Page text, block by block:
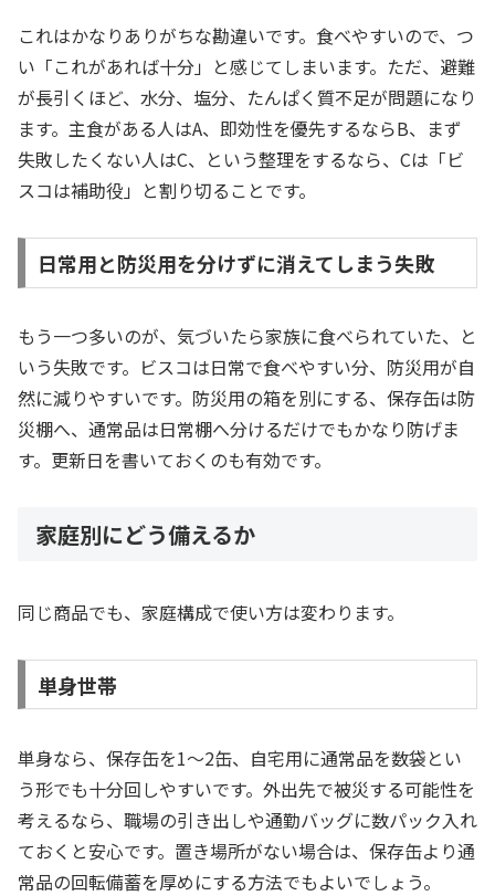
これはかなりありがちな勘違いです。食べやすいので、つ
い「これがあれば十分」と感じてしまいます。ただ、避難
が長引くほど、水分、塩分、たんぱく質不足が問題になり
ます。主食がある人はA、即効性を優先するならB、まず
失敗したくない人はC、という整理をするなら、Cは「ビ
スコは補助役」と割り切ることです。
日常用と防災用を分けずに消えてしまう失敗
もう一つ多いのが、気づいたら家族に食べられていた、と
いう失敗です。ビスコは日常で食べやすい分、防災用が自
然に減りやすいです。防災用の箱を別にする、保存缶は防
災棚へ、通常品は日常棚へ分けるだけでもかなり防げま
す。更新日を書いておくのも有効です。
家庭別にどう備えるか
同じ商品でも、家庭構成で使い方は変わります。
単身世帯
単身なら、保存缶を1〜2缶、自宅用に通常品を数袋とい
う形でも十分回しやすいです。外出先で被災する可能性を
考えるなら、職場の引き出しや通勤バッグに数パック入れ
ておくと安心です。置き場所がない場合は、保存缶より通
常品の回転備蓄を厚めにする方法でもよいでしょう。